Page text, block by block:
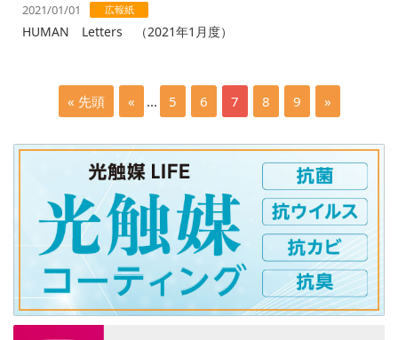
2021/01/01 広報紙
HUMAN Letters （2021年1月度）
« 先頭 « ... 5 6 7 8 9 »